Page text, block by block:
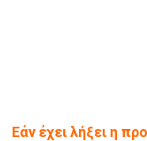
Εάν έχει λήξει η